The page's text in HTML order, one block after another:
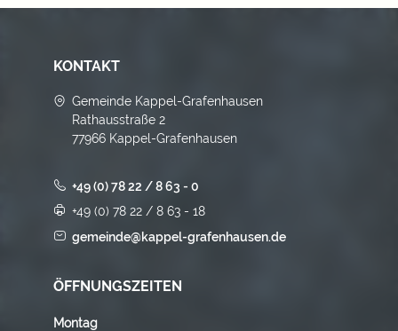
KONTAKT
Gemeinde Kappel-Grafenhausen
Rathausstraße 2
77966 Kappel-Grafenhausen
+49 (0) 78 22 / 8 63 - 0
+49 (0) 78 22 / 8 63 - 18
gemeinde@kappel-grafenhausen.de
ÖFFNUNGSZEITEN
Montag